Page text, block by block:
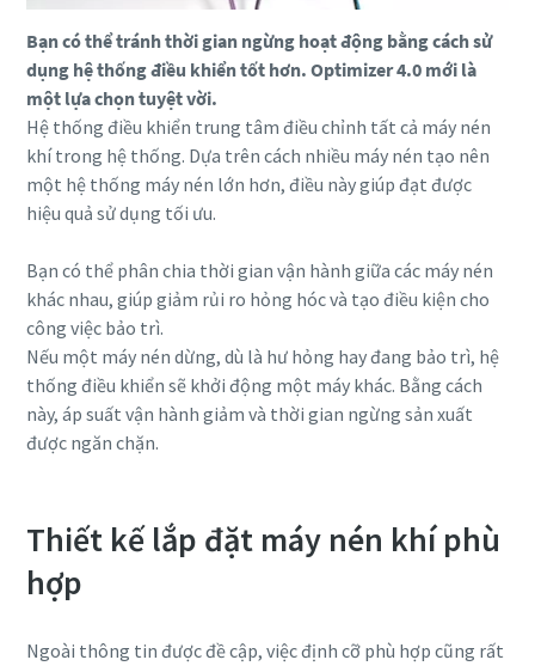
Bạn có thể tránh thời gian ngừng hoạt động bằng cách sử
dụng hệ thống điều khiển tốt hơn. Optimizer 4.0 mới là
một lựa chọn tuyệt vời.
Hệ thống điều khiển trung tâm điều chỉnh tất cả máy nén
khí trong hệ thống. Dựa trên cách nhiều máy nén tạo nên
một hệ thống máy nén lớn hơn, điều này giúp đạt được
hiệu quả sử dụng tối ưu.
Bạn có thể phân chia thời gian vận hành giữa các máy nén
khác nhau, giúp giảm rủi ro hỏng hóc và tạo điều kiện cho
công việc bảo trì.
Nếu một máy nén dừng, dù là hư hỏng hay đang bảo trì, hệ
thống điều khiển sẽ khởi động một máy khác. Bằng cách
này, áp suất vận hành giảm và thời gian ngừng sản xuất
được ngăn chặn.
Thiết kế lắp đặt máy nén khí phù
hợp
Ngoài thông tin được đề cập, việc định cỡ phù hợp cũng rất